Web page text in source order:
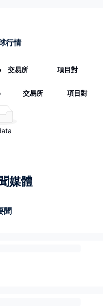
行情
交易所 項目對
交易所 項目對
媒體
聞